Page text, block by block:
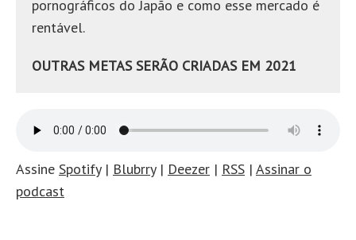
pornográficos do Japão e como esse mercado é
rentável.
OUTRAS METAS SERÃO CRIADAS EM 2021
Assine Spotify| Blubrry| Deezer | RSS | Assinar o
podcast